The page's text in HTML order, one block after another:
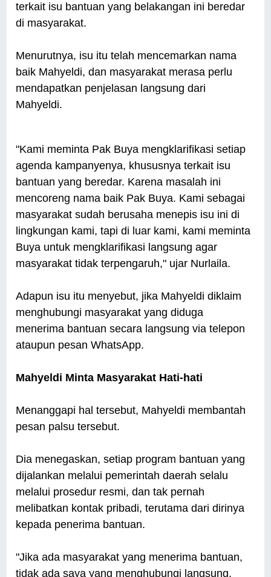
terkait isu bantuan yang belakangan ini beredar
di masyarakat.
Menurutnya, isu itu telah mencemarkan nama
baik Mahyeldi, dan masyarakat merasa perlu
mendapatkan penjelasan langsung dari
Mahyeldi.
"Kami meminta Pak Buya mengklarifikasi setiap
agenda kampanyenya, khususnya terkait isu
bantuan yang beredar. Karena masalah ini
mencoreng nama baik Pak Buya. Kami sebagai
masyarakat sudah berusaha menepis isu ini di
lingkungan kami, tapi di luar kami, kami meminta
Buya untuk mengklarifikasi langsung agar
masyarakat tidak terpengaruh," ujar Nurlaila.
Adapun isu itu menyebut, jika Mahyeldi diklaim
menghubungi masyarakat yang diduga
menerima bantuan secara langsung via telepon
ataupun pesan WhatsApp.
Mahyeldi Minta Masyarakat Hati-hati
Menanggapi hal tersebut, Mahyeldi membantah
pesan palsu tersebut.
Dia menegaskan, setiap program bantuan yang
dijalankan melalui pemerintah daerah selalu
melalui prosedur resmi, dan tak pernah
melibatkan kontak pribadi, terutama dari dirinya
kepada penerima bantuan.
"Jika ada masyarakat yang menerima bantuan,
tidak ada saya yang menghubungi langsung.